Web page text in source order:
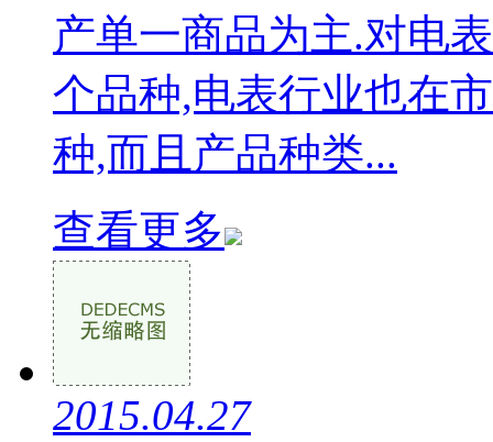
产单一商品为主.对电
个品种,电表行业也在
种,而且产品种类...
查看更多
2015.04.27